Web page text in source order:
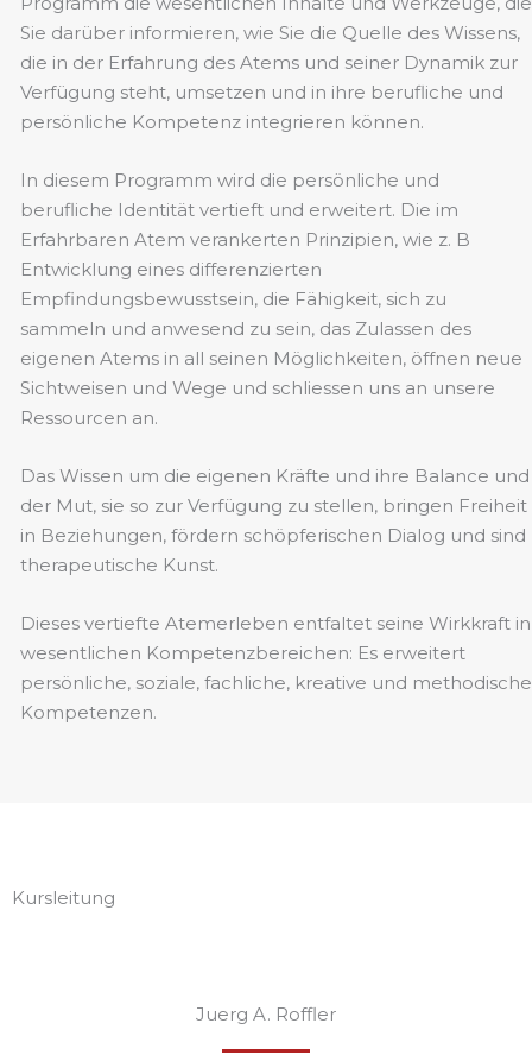
Sie darüber informieren, wie Sie die Quelle des Wissens,
die in der Erfahrung des Atems und seiner Dynamik zur
Verfügung steht, umsetzen und in ihre berufliche und
persönliche Kompetenz integrieren können.
In diesem Programm wird die persönliche und
berufliche Identität vertieft und erweitert. Die im
Erfahrbaren Atem verankerten Prinzipien, wie z. B
Entwicklung eines differenzierten
Empfindungsbewusstsein, die Fähigkeit, sich zu
sammeln und anwesend zu sein, das Zulassen des
eigenen Atems in all seinen Möglichkeiten, öffnen neue
Sichtweisen und Wege und schliessen uns an unsere
Ressourcen an.
Das Wissen um die eigenen Kräfte und ihre Balance und
der Mut, sie so zur Verfügung zu stellen, bringen Freiheit
in Beziehungen, fördern schöpferischen Dialog und sind
therapeutische Kunst.
Dieses vertiefte Atemerleben entfaltet seine Wirkkraft in
wesentlichen Kompetenzbereichen: Es erweitert
persönliche, soziale, fachliche, kreative und methodische
Kompetenzen.
Kursleitung
Juerg A. Roffler